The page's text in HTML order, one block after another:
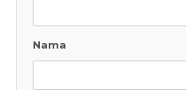
Nama